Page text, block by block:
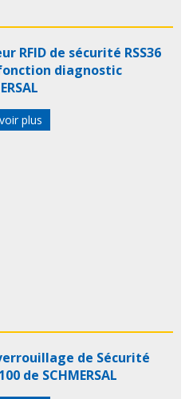
RFID de sécurité RSS36
diagnostic
plus
de Sécurité
de SCHMERSAL